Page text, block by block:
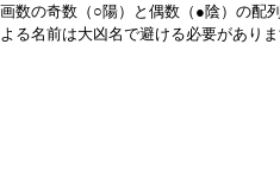
画数の奇数（○陽）と偶数（●陰）の配
よる名前は大凶名で避ける必要があり